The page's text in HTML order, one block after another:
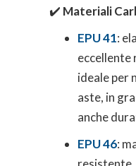
✔️ Materiali
EPU 41:
eccellente
ideale per
aste, in
anche
EPU 46: